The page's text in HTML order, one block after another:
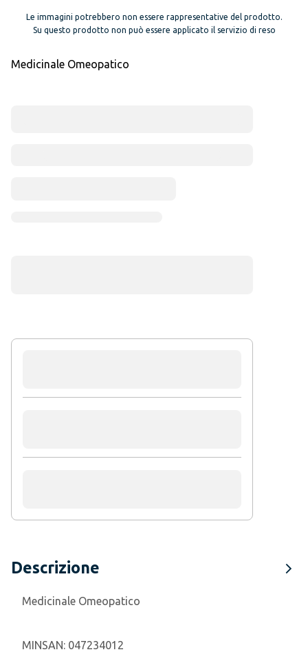
Le immagini potrebbero non essere rappresentative del prodotto.
Su questo prodotto non può essere applicato il servizio di reso
Medicinale Omeopatico
Descrizione
Medicinale Omeopatico
MINSAN: 047234012